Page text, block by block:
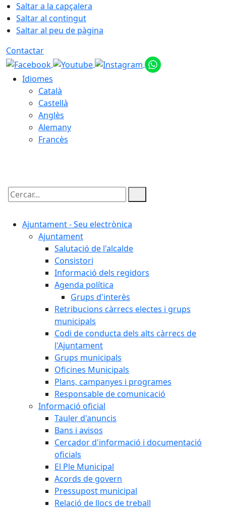
Saltar a la capçalera
Saltar al contingut
Saltar al peu de pàgina
Contactar
Idiomes
Català
Castellà
Anglès
Alemany
Francès
Cercar:
Ajuntament - Seu electrònica
Ajuntament
Salutació de l'alcalde
Consistori
Informació dels regidors
Agenda política
Grups d'interès
Retribucions càrrecs electes i grups
municipals
Codi de conducta dels alts càrrecs de
l'Ajuntament
Grups municipals
Oficines Municipals
Plans, campanyes i programes
Responsable de comunicació
Informació oficial
Tauler d'anuncis
Bans i avisos
Cercador d'informació i documentació
oficials
El Ple Municipal
Acords de govern
Pressupost municipal
Relació de llocs de treball